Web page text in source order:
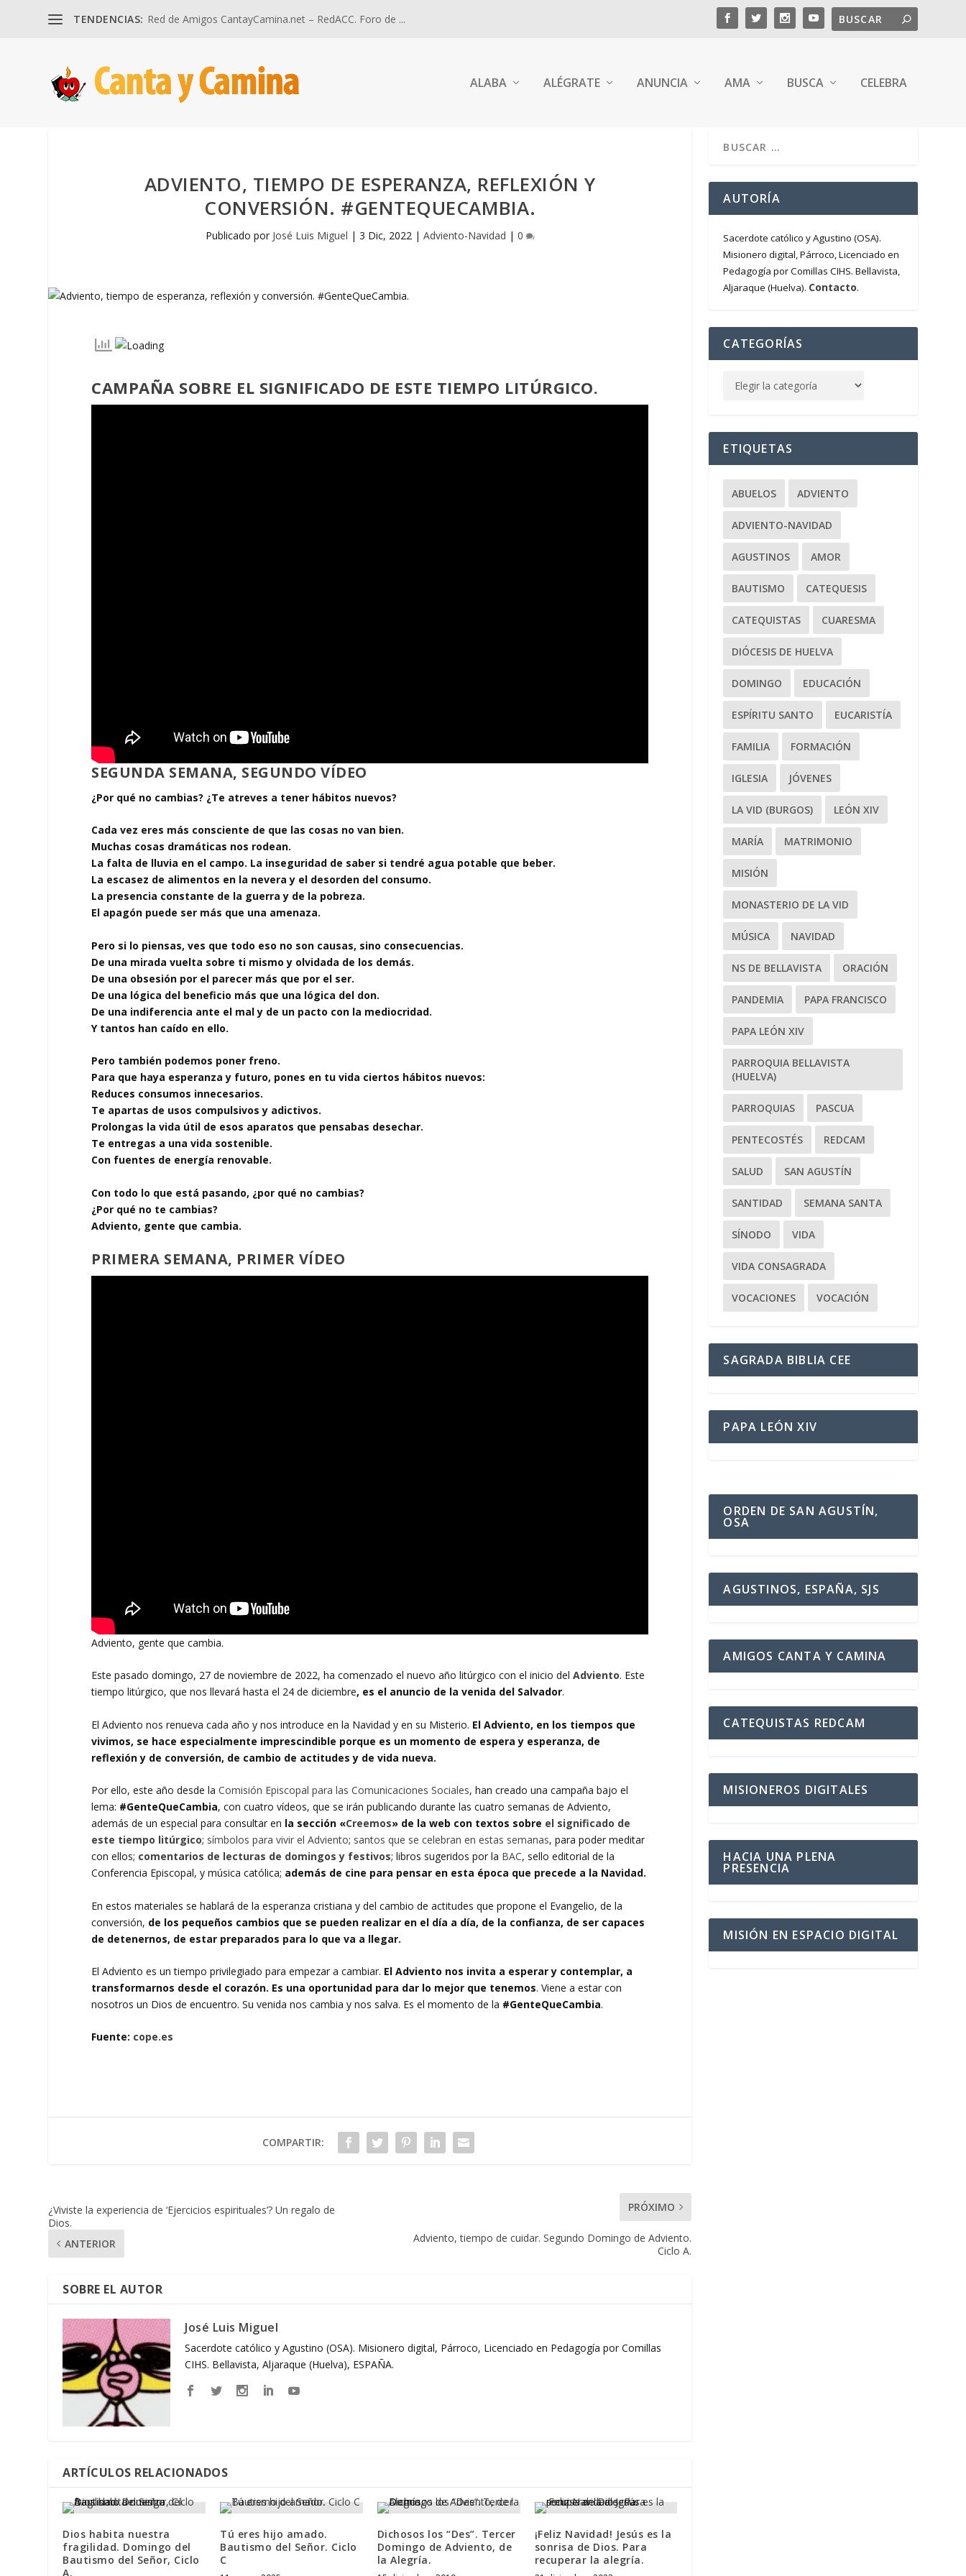
TENDENCIAS: Red de Amigos CantayCamina.net – RedACC. Foro de ...
ALABA ALÉGRATE ANUNCIA AMA BUSCA CELEBRA
ADVIENTO, TIEMPO DE ESPERANZA, REFLEXIÓN Y
CONVERSIÓN. #GENTEQUECAMBIA.
Publicado por José Luis Miguel | 3 Dic, 2022 | Adviento-Navidad | 0
CAMPAÑA SOBRE EL SIGNIFICADO DE ESTE TIEMPO LITÚRGICO.
SEGUNDA SEMANA, SEGUNDO VÍDEO
¿Por qué no cambias? ¿Te atreves a tener hábitos nuevos?
Cada vez eres más consciente de que las cosas no van bien.
Muchas cosas dramáticas nos rodean.
La falta de lluvia en el campo. La inseguridad de saber si tendré agua potable que beber.
La escasez de alimentos en la nevera y el desorden del consumo.
La presencia constante de la guerra y de la pobreza.
El apagón puede ser más que una amenaza.
Pero si lo piensas, ves que todo eso no son causas, sino consecuencias.
De una mirada vuelta sobre ti mismo y olvidada de los demás.
De una obsesión por el parecer más que por el ser.
De una lógica del beneficio más que una lógica del don.
De una indiferencia ante el mal y de un pacto con la mediocridad.
Y tantos han caído en ello.
Pero también podemos poner freno.
Para que haya esperanza y futuro, pones en tu vida ciertos hábitos nuevos:
Reduces consumos innecesarios.
Te apartas de usos compulsivos y adictivos.
Prolongas la vida útil de esos aparatos que pensabas desechar.
Te entregas a una vida sostenible.
Con fuentes de energía renovable.
Con todo lo que está pasando, ¿por qué no cambias?
¿Por qué no te cambias?
Adviento, gente que cambia.
PRIMERA SEMANA, PRIMER VÍDEO
Adviento, gente que cambia.
Este pasado domingo, 27 de noviembre de 2022, ha comenzado el nuevo año litúrgico con el inicio delAdviento. Este
tiempo litúrgico, que nos llevará hasta el 24 de diciembre, es el anuncio de la venida del Salvador.
El Adviento nos renueva cada año y nos introduce en la Navidad y en su Misterio. El Adviento, en los tiempos que
vivimos, se hace especialmente imprescindible porque es un momento de espera y esperanza, de
reflexión y de conversión, de cambio de actitudes y de vida nueva.
Por ello, este año desde laComisión Episcopal para las Comunicaciones Sociales, han creado una campaña bajo el
lema: #GenteQueCambia, con cuatro vídeos, que se irán publicando durante las cuatro semanas de Adviento,
además de un especial para consultar en la sección «Creemos» de la web con textos sobre el significado de
este tiempo litúrgico; símbolos para vivir el Adviento; santos que se celebran en estas semanas, para poder meditar
con ellos; comentarios de lecturas de domingos y festivos; libros sugeridos por la BAC, sello editorial de la
Conferencia Episcopal, y música católica; además de cine para pensar en esta época que precede a la Navidad.
En estos materiales se hablará de la esperanza cristiana y del cambio de actitudes que propone el Evangelio, de la
conversión, de los pequeños cambios que se pueden realizar en el día a día, de la confianza, de ser capaces
de detenernos, de estar preparados para lo que va a llegar.
El Adviento es un tiempo privilegiado para empezar a cambiar. El Adviento nos invita a esperar y contemplar, a
transformarnos desde el corazón. Es una oportunidad para dar lo mejor que tenemos. Viene a estar con
nosotros un Dios de encuentro. Su venida nos cambia y nos salva. Es el momento de la #GenteQueCambia.
Fuente: cope.es
COMPARTIR:
¿Viviste la experiencia de ‘Ejercicios espirituales’? Un regalo de
Dios.
ANTERIOR
PRÓXIMO
Adviento, tiempo de cuidar. Segundo Domingo de Adviento.
Ciclo A.
SOBRE EL AUTOR
José Luis Miguel
Sacerdote católico y Agustino (OSA). Misionero digital, Párroco, Licenciado en Pedagogía por Comillas
CIHS. Bellavista, Aljaraque (Huelva), ESPAÑA.
ARTÍCULOS RELACIONADOS
Dios habita nuestra
fragilidad. Domingo del
Bautismo del Señor, Ciclo
A.
Tú eres hijo amado.
Bautismo del Señor. Ciclo
C
Dichosos los “Des”. Tercer
Domingo de Adviento, de
la Alegría.
¡Feliz Navidad! Jesús es la
sonrisa de Dios. Para
recuperar la alegría.
AUTORÍA
Sacerdote católico y Agustino (OSA).
Misionero digital, Párroco, Licenciado en
Pedagogía por Comillas CIHS. Bellavista,
Aljaraque (Huelva). Contacto.
CATEGORÍAS
ETIQUETAS
ABUELOS ADVIENTO
ADVIENTO-NAVIDAD
AGUSTINOS AMOR
BAUTISMO CATEQUESIS
CATEQUISTAS CUARESMA
DIÓCESIS DE HUELVA
DOMINGO EDUCACIÓN
ESPÍRITU SANTO EUCARISTÍA
FAMILIA FORMACIÓN
IGLESIA JÓVENES
LA VID (BURGOS) LEÓN XIV
MARÍA MATRIMONIO
MISIÓN
MONASTERIO DE LA VID
MÚSICA NAVIDAD
NS DE BELLAVISTA ORACIÓN
PANDEMIA PAPA FRANCISCO
PAPA LEÓN XIV
PARROQUIA BELLAVISTA
(HUELVA)
PARROQUIAS PASCUA
PENTECOSTÉS REDCAM
SALUD SAN AGUSTÍN
SANTIDAD SEMANA SANTA
SÍNODO VIDA
VIDA CONSAGRADA
VOCACIONES VOCACIÓN
SAGRADA BIBLIA CEE
PAPA LEÓN XIV
ORDEN DE SAN AGUSTÍN,
OSA
AGUSTINOS, ESPAÑA, SJS
AMIGOS CANTA Y CAMINA
CATEQUISTAS REDCAM
MISIONEROS DIGITALES
HACIA UNA PLENA
PRESENCIA
MISIÓN EN ESPACIO DIGITAL